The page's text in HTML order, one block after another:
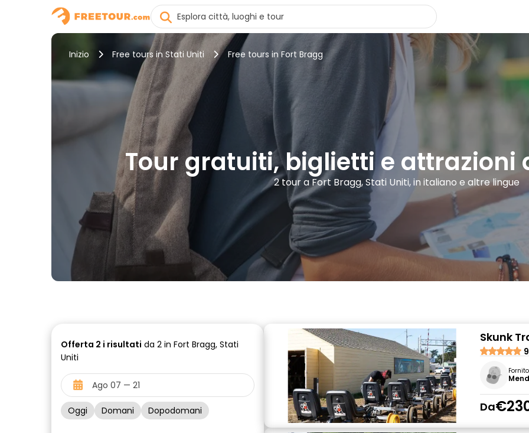
Inizio Free tours in Stati Uniti Free tours in Fort Bragg
Tour gratuiti, biglietti e attrazioni
2 tour a Fort Bragg, Stati Uniti, in italiano e altre lingue
Offerta 2 i risultati da 2 in Fort Bragg, Stati
Uniti
Oggi Domani Dopodomani
Skunk
Da